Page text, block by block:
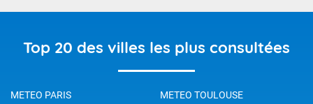
Top 20 des villes les plus consultées
METEO PARIS
METEO TOULOUSE